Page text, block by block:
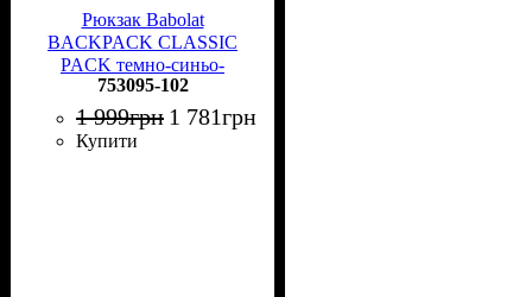
Рюкзак Babolat
BACKPACK CLASSIC
PACK темно-синьо-
бежевий 753095-102
753095-102
1 999грн 1 781грн
Купити